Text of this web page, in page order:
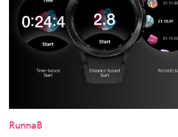
RunnaB